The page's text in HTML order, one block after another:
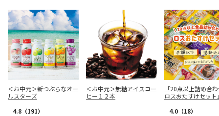
＜お中元＞新つぶらなオー
ルスターズ
4.8 （191）
＜お中元＞無糖アイスコー
ヒー１２本
「20点以上詰め合
ロスおたすけセット
4.0 （18）